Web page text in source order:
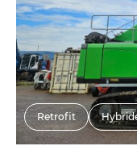
Retrofit